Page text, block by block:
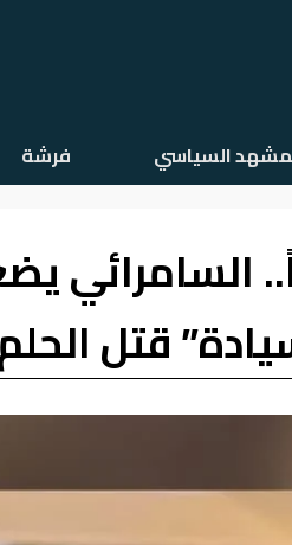
السياسي فرشة
عاماً..
قتل